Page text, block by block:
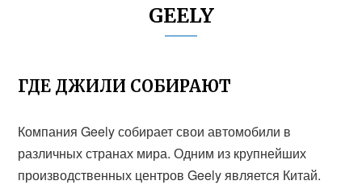
GEELY
ГДЕ ДЖИЛИ СОБИРАЮТ
Компания Geely собирает свои автомобили в
различных странах мира. Одним из крупнейших
производственных центров Geely является Китай.